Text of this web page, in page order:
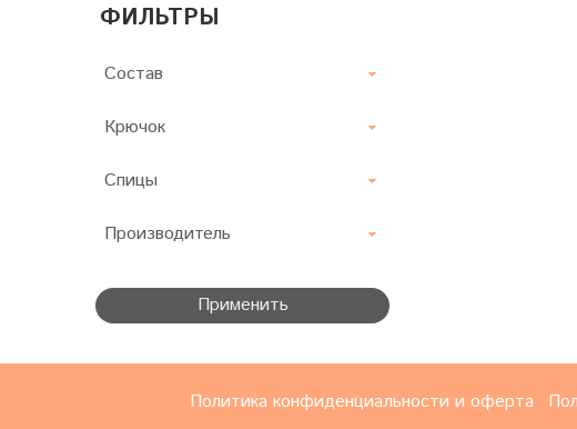
ФИЛЬТРЫ
Состав
Крючок
Спицы
Производитель
Применить
Политика конфиденциальности и оферта